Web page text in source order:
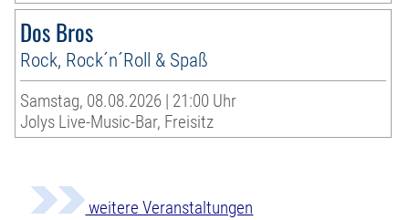
Dos Bros
Rock, Rock´n´Roll & Spaß
Samstag, 08.08.2026 | 21:00 Uhr
Jolys Live-Music-Bar, Freisitz
weitere Veranstaltungen